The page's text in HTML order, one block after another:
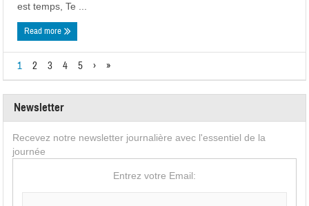
est temps, Te ...
Read more
1 2 3 4 5 › »
Newsletter
Recevez notre newsletter journalière avec l'essentiel de la
journée
Entrez votre Email: